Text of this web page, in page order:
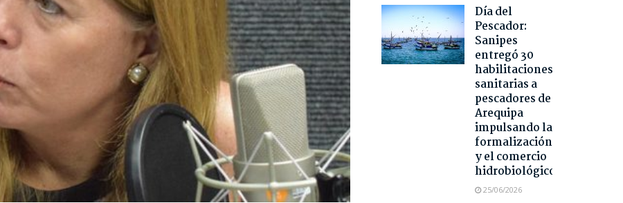
Día del
Pescador:
Sanipes
entregó 30
habilitaciones
sanitarias a
pescadores de
Arequipa
impulsando la
formalización
y el comercio
hidrobiológico
25/06/2026